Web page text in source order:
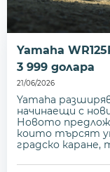
Yamaha
3 999 долара
21/06/2026
Yamaha
начинаещи с
Новото
които търсят
градско каране,